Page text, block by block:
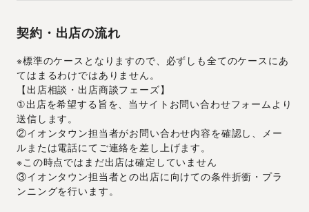
契約・出店の流れ
※標準のケースとなりますので、必ずしも全てのケースにあ
てはまるわけではありません。
【出店相談・出店商談フェーズ】
①出店を希望する旨を、当サイトお問い合わせフォームより
送信します。
②イオンタウン担当者がお問い合わせ内容を確認し、メー
ルまたは電話にてご連絡を差し上げます。
※この時点ではまだ出店は確定していません
③イオンタウン担当者との出店に向けての条件折衝・プラ
ンニングを行います。